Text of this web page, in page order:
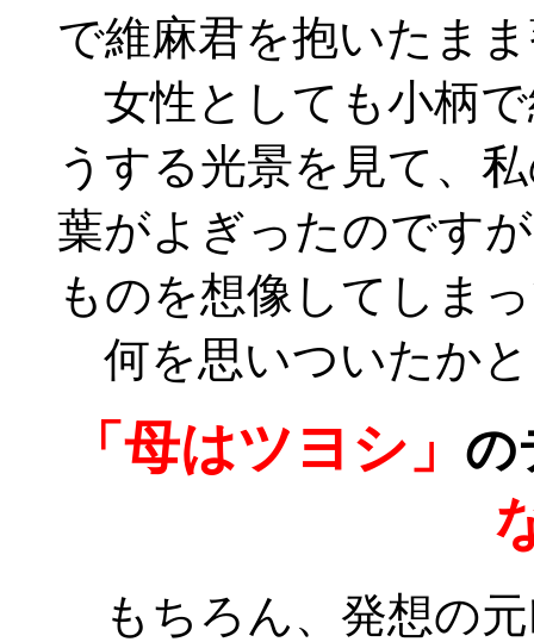
で維麻君を抱いたま
女性としても小柄で
うする光景を見て、
葉がよぎったのです
ものを想像してしま
何を思いついたか
「母はツヨシ」 の
もちろん、発想の